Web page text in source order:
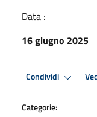
Data :
16 giugno 2025
Condividi
Categorie: